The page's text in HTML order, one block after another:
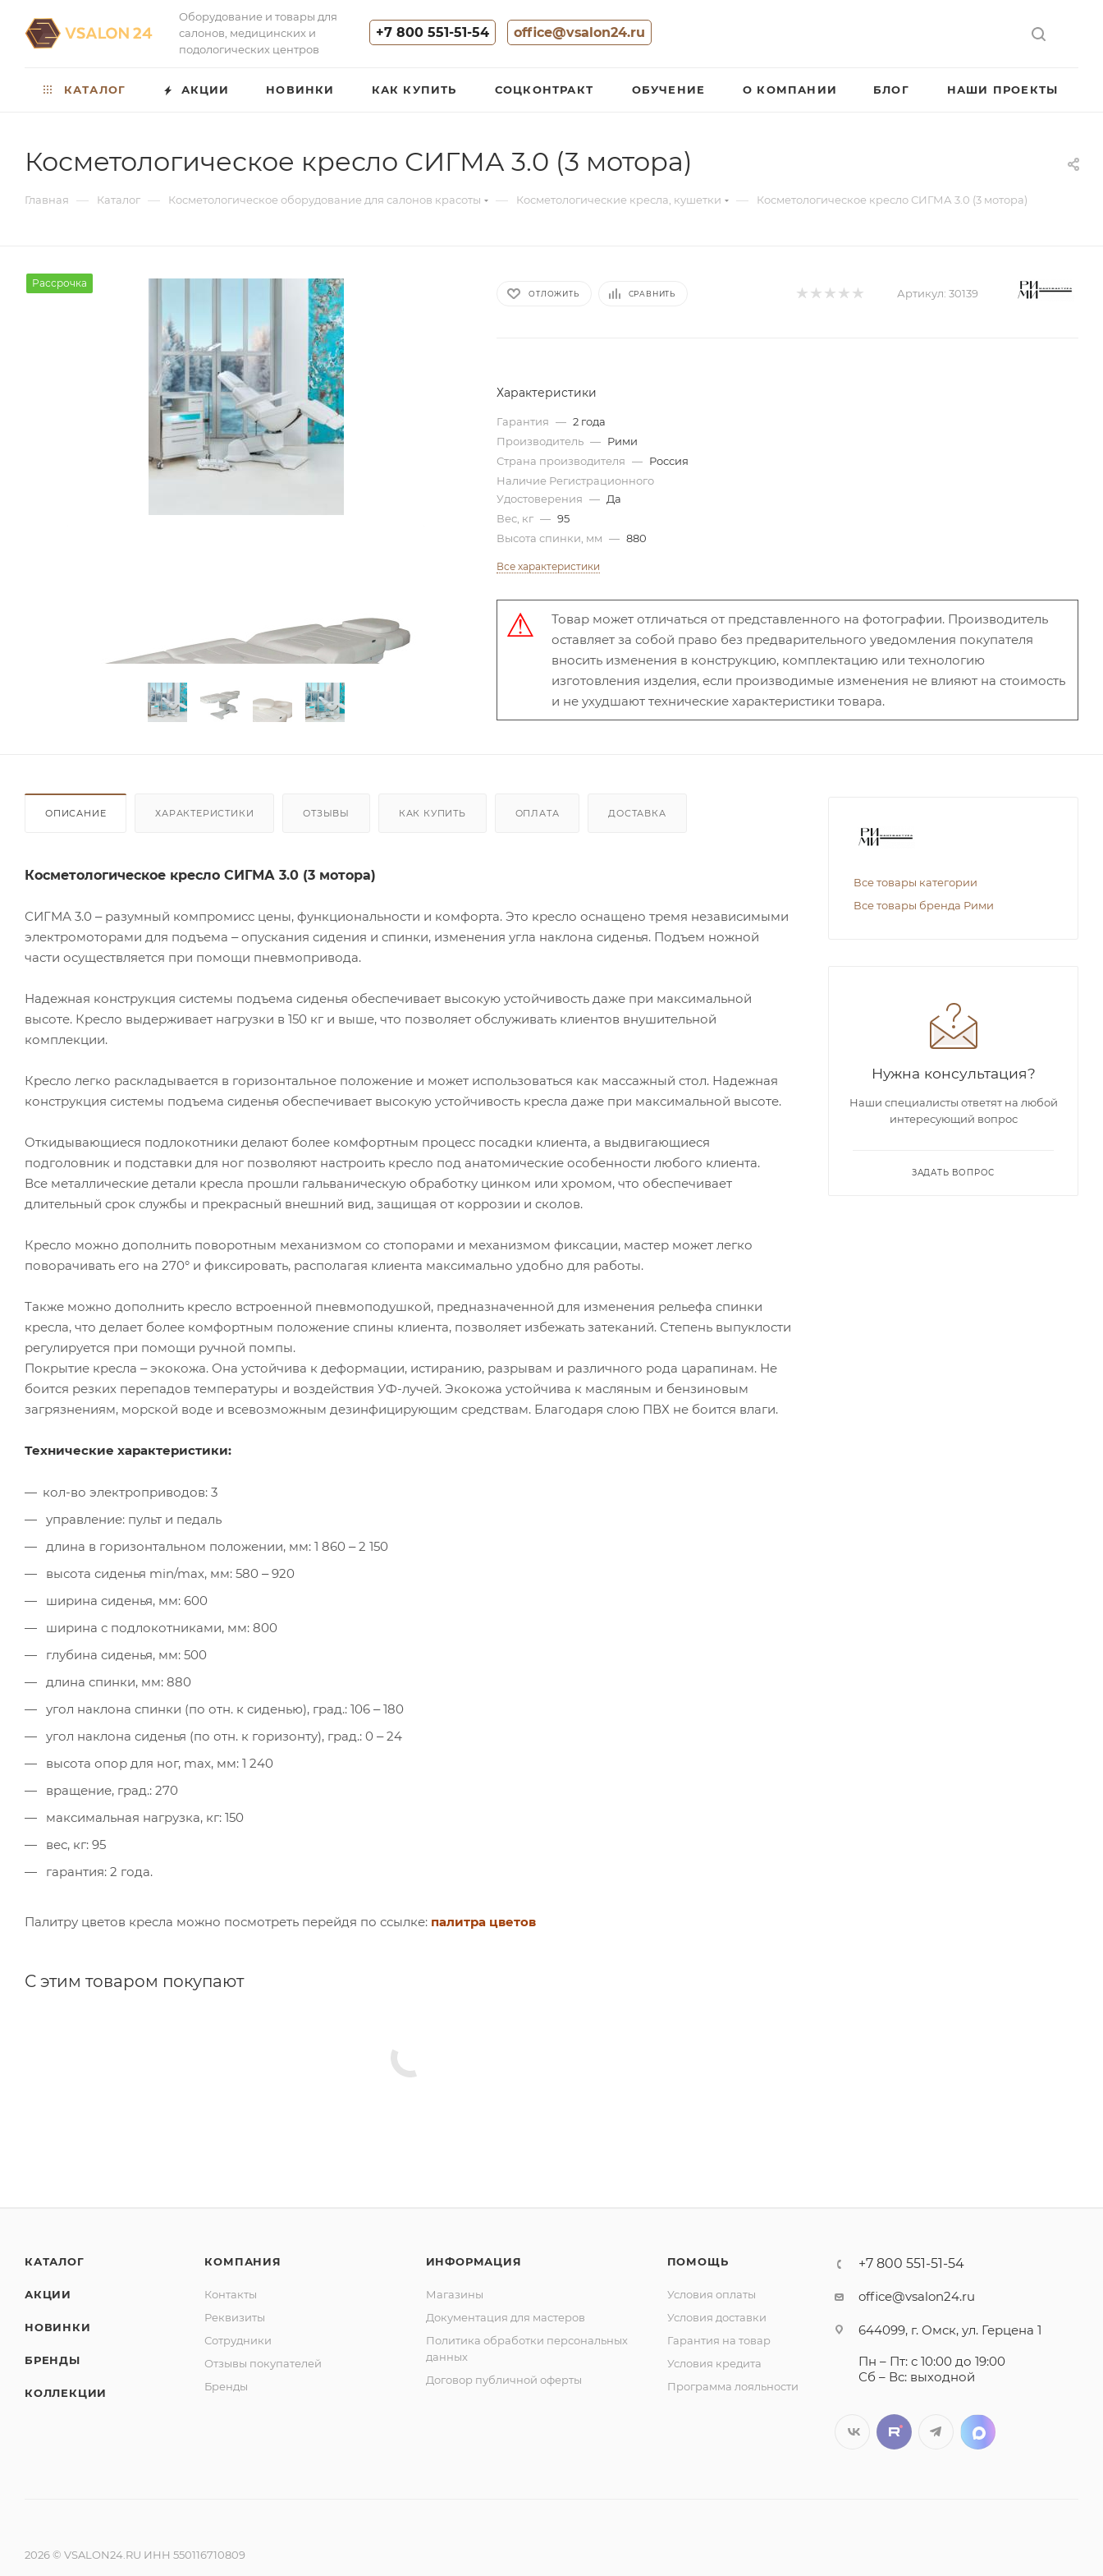
Оборудование и товары для
салонов, медицинских и
подологических центров
+7 800 551-51-54 office@vsalon24.ru
КАТАЛОГ АКЦИИ НОВИНКИ КАК КУПИТЬ СОЦКОНТРАКТ ОБУЧЕНИЕ О КОМПАНИИ БЛОГ НАШИ ПРОЕКТЫ
Косметологическое кресло СИГМА 3.0 (3 мотора)
Главная — Каталог — Косметологическое оборудование для салонов красоты — Косметологические кресла, кушетки — Косметологическое кресло СИГМА 3.0 (3 мотора)
Рассрочка
ОТЛОЖИТЬ СРАВНИТЬ Артикул: 30139
Характеристики
Гарантия — 2 года
Производитель — Рими
Страна производителя — Россия
Наличие Регистрационного
Удостоверения — Да
Вес, кг — 95
Высота спинки, мм — 880
Все характеристики
Товар может отличаться от представленного на фотографии. Производитель
оставляет за собой право без предварительного уведомления покупателя
вносить изменения в конструкцию, комплектацию или технологию
изготовления изделия, если производимые изменения не влияют на стоимость
и не ухудшают технические характеристики товара.
ОПИСАНИЕ ХАРАКТЕРИСТИКИ ОТЗЫВЫ КАК КУПИТЬ ОПЛАТА ДОСТАВКА
Косметологическое кресло СИГМА 3.0 (3 мотора)
СИГМА 3.0 ‒ разумный компромисс цены, функциональности и комфорта. Это кресло оснащено тремя независимыми
электромоторами для подъема ‒ опускания сидения и спинки, изменения угла наклона сиденья. Подъем ножной
части осуществляется при помощи пневмопривода.
Надежная конструкция системы подъема сиденья обеспечивает высокую устойчивость даже при максимальной
высоте. Кресло выдерживает нагрузки в 150 кг и выше, что позволяет обслуживать клиентов внушительной
комплекции.
Кресло легко раскладывается в горизонтальное положение и может использоваться как массажный стол. Надежная
конструкция системы подъема сиденья обеспечивает высокую устойчивость кресла даже при максимальной высоте.
Откидывающиеся подлокотники делают более комфортным процесс посадки клиента, а выдвигающиеся
подголовник и подставки для ног позволяют настроить кресло под анатомические особенности любого клиента.
Все металлические детали кресла прошли гальваническую обработку цинком или хромом, что обеспечивает
длительный срок службы и прекрасный внешний вид, защищая от коррозии и сколов.
Кресло можно дополнить поворотным механизмом со стопорами и механизмом фиксации, мастер может легко
поворачивать его на 270° и фиксировать, располагая клиента максимально удобно для работы.
Также можно дополнить кресло встроенной пневмоподушкой, предназначенной для изменения рельефа спинки
кресла, что делает более комфортным положение спины клиента, позволяет избежать затеканий. Степень выпуклости
регулируется при помощи ручной помпы.
Покрытие кресла ‒ экокожа. Она устойчива к деформации, истиранию, разрывам и различного рода царапинам. Не
боится резких перепадов температуры и воздействия УФ-лучей. Экокожа устойчива к масляным и бензиновым
загрязнениям, морской воде и всевозможным дезинфицирующим средствам. Благодаря слою ПВХ не боится влаги.
Технические характеристики:
кол-во электроприводов: 3
управление: пульт и педаль
длина в горизонтальном положении, мм: 1 860 ‒ 2 150
высота сиденья min/max, мм: 580 ‒ 920
ширина сиденья, мм: 600
ширина с подлокотниками, мм: 800
глубина сиденья, мм: 500
длина спинки, мм: 880
угол наклона спинки (по отн. к сиденью), град.: 106 ‒ 180
угол наклона сиденья (по отн. к горизонту), град.: 0 ‒ 24
высота опор для ног, max, мм: 1 240
вращение, град.: 270
максимальная нагрузка, кг: 150
вес, кг: 95
гарантия: 2 года.
Палитру цветов кресла можно посмотреть перейдя по ссылке: палитра цветов
С этим товаром покупают
Все товары категории
Все товары бренда Рими
Нужна консультация?
Наши специалисты ответят на любой
интересующий вопрос
ЗАДАТЬ ВОПРОС
КАТАЛОГ
АКЦИИ
НОВИНКИ
БРЕНДЫ
КОЛЛЕКЦИИ
КОМПАНИЯ
Контакты
Реквизиты
Сотрудники
Отзывы покупателей
Бренды
ИНФОРМАЦИЯ
Магазины
Документация для мастеров
Политика обработки персональных
данных
Договор публичной оферты
ПОМОЩЬ
Условия оплаты
Условия доставки
Гарантия на товар
Условия кредита
Программа лояльности
+7 800 551-51-54
office@vsalon24.ru
644099, г. Омск, ул. Герцена 1
Пн – Пт: с 10:00 до 19:00
Сб – Вс: выходной
2026 © VSALON24.RU ИНН 550116710809